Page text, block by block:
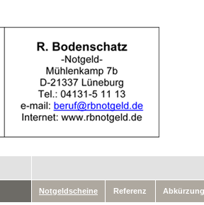
Notgeldscheine Referenz